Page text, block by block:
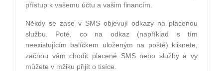
přístup k vašemu účtu a vašim financím.
Někdy se zase v SMS objevují odkazy na placenou
službu. Poté, co na odkaz (například s tím
neexistujícím balíčkem uloženým na poště) kliknete,
začnou vám chodit placené SMS nebo služby a vy
můžete v mžiku přijít o tisíce.